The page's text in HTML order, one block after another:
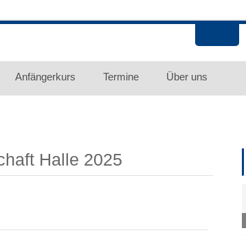
Anfängerkurs Termine Über uns
Halle 2025